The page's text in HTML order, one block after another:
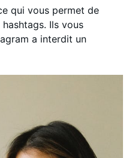
qui vous permet de
Ils vous
a interdit un